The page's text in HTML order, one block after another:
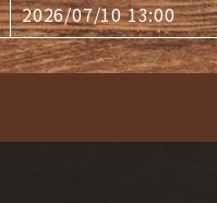
2026/07/10 13:00